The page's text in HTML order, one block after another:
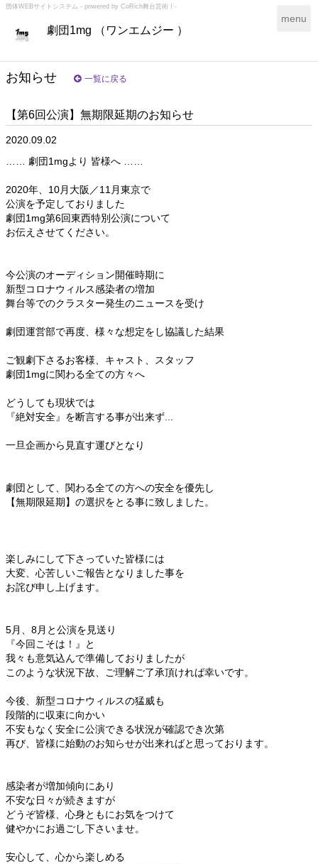
団体WEBサイトシステム - powered by CoRich舞台芸術！-
劇団1mg （ワンエムジー ）
T
g
menu
お知らせ 一覧に戻る
【第6回公演】無期限延期のお知らせ
2020.09.02
…… 劇団1mgより 皆様へ ……
2020年、10月大阪／11月東京で
公演を予定しておりました
劇団1mg第6回東西特別公演について
お伝えさせてください。
今公演のオーディション開催時期に
新型コロナウィルス感染者の増加
舞台等でのクラスター発生のニュースを受け
劇団運営部で再度、様々な想定をし協議した結果
ご観劇下さるお客様、キャスト、スタッフ
劇団1mgに関わる全ての方々へ
どうしても現状では
『絶対安全』を断言する事が出来ず...
一旦企画から見直す運びとなり
劇団として、関わる全ての方への安全を優先し
【無期限延期】の選択をとる事に致しました。
楽しみにして下さっていた皆様には
大変、心苦しいご報告となりました事を
お詫び申し上げます。
5月、8月と公演を見送り
『今回こそは！』と
我々も意気込んで準備しておりましたが
このような状況下故、ご理解ご了承頂ければ幸いです。
今後、新型コロナウィルスの猛威も
段階的に収束に向かい
不安もなく安全に公演できる状況が確認でき次第
再び、皆様に始動のお知らせが出来ればと思っております。
感染者が増加傾向にあり
不安な日々が続きますが
どうぞ皆様、心身ともにお気をつけて
健やかにお過ごし下さいませ。
安心して、心から楽しめる